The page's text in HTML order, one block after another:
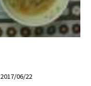
2017/06/22